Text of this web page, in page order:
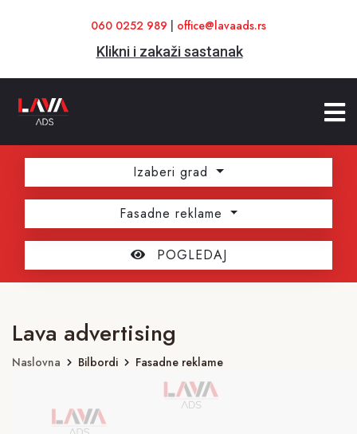
060 0252 989 office@lavaads.rs
Klikni i zakaži sastanak
Izaberi grad
Fasadne reklame
POGLEDAJ
Lava advertising
Naslovna Bilbordi Fasadne reklame